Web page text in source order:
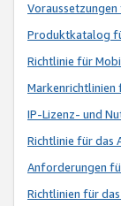
Produktkatalog
Richtlinie für
Markenrichtlinien
IP-Lizenz- und
Richtlinie für das
Anforderungen
Richtlinien für